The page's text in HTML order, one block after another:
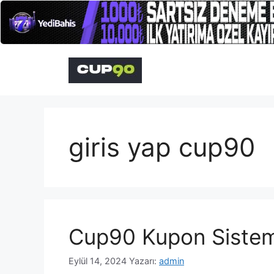
giris yap cup90
Cup90 Kupon
Eylül 14, 2024 Yazarı: admin